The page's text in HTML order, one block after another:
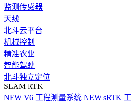
监测传感器
天线
北斗云平台
机械控制
精准农业
智能驾驶
北斗独立定位
SLAM RTK
NEW V6 工程测量系统 NEW sRTK